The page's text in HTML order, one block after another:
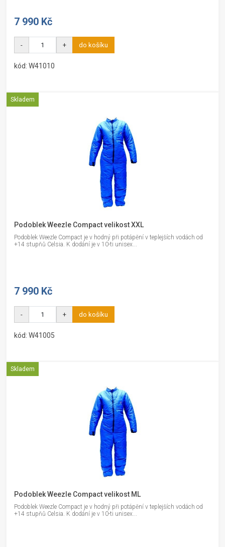
7 990 Kč
- + do košíku
kód: W41010
Skladem
Podoblek Weezle Compact velikost XXL
Podoblek Weezle Compact je v hodný při potápění v teplejších vodách od
+14 stupňů Celsia. K dodání je v 10-ti unisex...
7 990 Kč
- + do košíku
kód: W41005
Skladem
Podoblek Weezle Compact velikost ML
Podoblek Weezle Compact je v hodný při potápění v teplejších vodách od
+14 stupňů Celsia. K dodání je v 10-ti unisex...